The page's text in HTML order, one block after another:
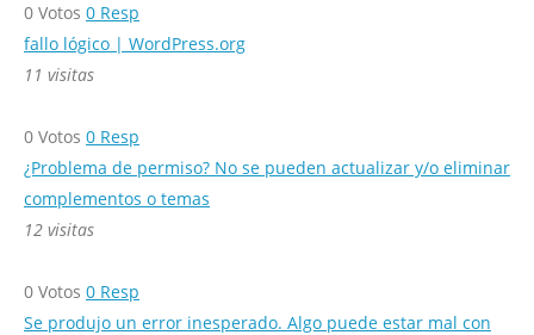
0 Votos 0 Resp
fallo lógico | WordPress.org
11 visitas
0 Votos 0 Resp
¿Problema de permiso? No se pueden actualizar y/o eliminar
complementos o temas
12 visitas
0 Votos 0 Resp
Se produjo un error inesperado. Algo puede estar mal con